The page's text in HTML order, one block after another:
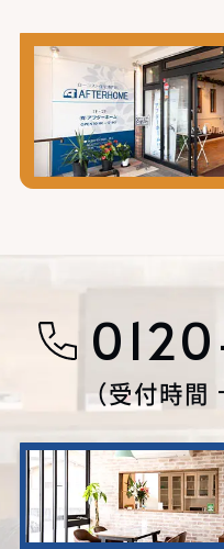
受付時間